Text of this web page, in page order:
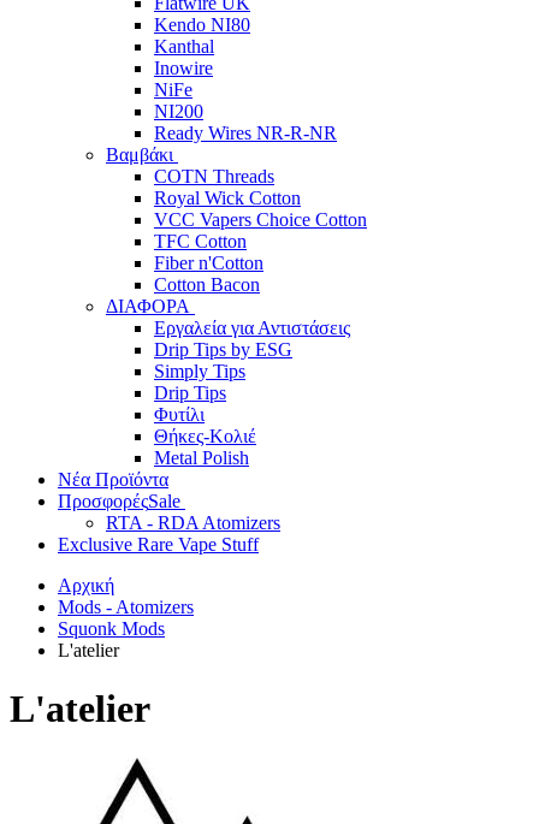
Kendo NI80
Kanthal
Inowire
NiFe
NI200
Ready Wires NR-R-NR
Βαμβάκι
COTN Threads
Royal Wick Cotton
VCC Vapers Choice Cotton
TFC Cotton
Fiber n'Cotton
Cotton Bacon
ΔΙΑΦΟΡΑ
Εργαλεία για Αντιστάσεις
Drip Tips by ESG
Simply Tips
Drip Tips
Φυτίλι
Θήκες-Κολιέ
Metal Polish
Νέα Προϊόντα
ΠροσφορέςSale
RTA - RDA Atomizers
Exclusive Rare Vape Stuff
Αρχική
Mods - Atomizers
Squonk Mods
L'atelier
L'atelier